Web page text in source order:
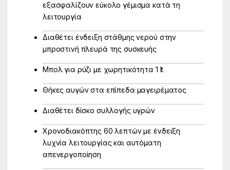
εξασφαλίζουν εύκολο γέμισμα κατά τη
λειτουργία
Διαθέτει ένδειξη στάθμης νερού στην
μπροστινή πλευρά της συσκευής
Μπολ για ρύζι με χωρητικότητα 1 lt
Θήκες αυγών στα επίπεδα μαγειρέματος
Διαθέτει δίσκο συλλογής υγρών
Χρονοδιακόπτης 60 λεπτών με ένδειξη
λυχνία λειτουργίας και αυτόματη
απενεργοποίηση